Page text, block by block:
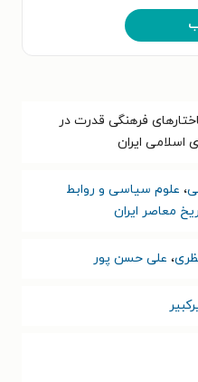
فرهنگی قدرت در
اسلامی ایران
، علوم سیاسی و روابط
معاصر ایران
، علی حسن پور